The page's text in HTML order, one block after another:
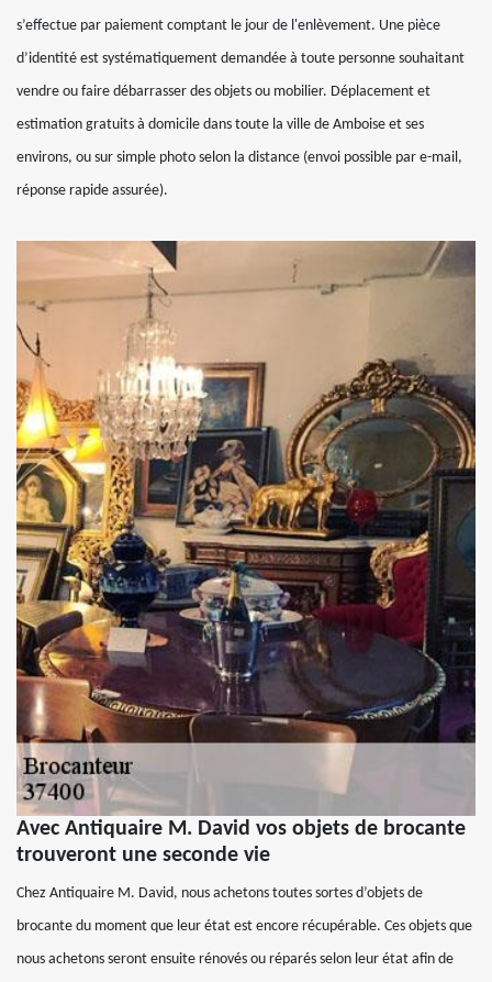
s’effectue par paiement comptant le jour de l'enlèvement. Une pièce
d’identité est systématiquement demandée à toute personne souhaitant
vendre ou faire débarrasser des objets ou mobilier. Déplacement et
estimation gratuits à domicile dans toute la ville de Amboise et ses
environs, ou sur simple photo selon la distance (envoi possible par e-mail,
réponse rapide assurée).
Avec Antiquaire M. David vos objets de brocante
trouveront une seconde vie
Chez Antiquaire M. David, nous achetons toutes sortes d’objets de
brocante du moment que leur état est encore récupérable. Ces objets que
nous achetons seront ensuite rénovés ou réparés selon leur état afin de